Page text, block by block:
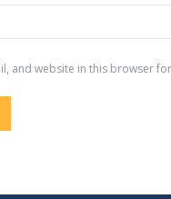
and website in this browser